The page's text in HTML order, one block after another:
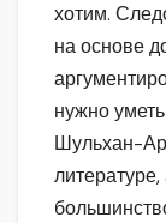
хотим.
на основе
нужно
Шульхан-